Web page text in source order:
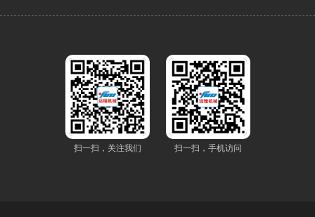
扫一扫，关注我们 扫一扫，手机访问